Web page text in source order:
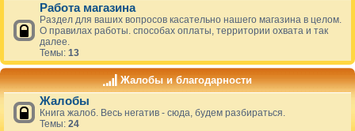
Работа магазина
Раздел для ваших вопросов касательно нашего магазина в целом.
О правилах работы. способах оплаты, территории охвата и так
далее.
Темы: 13
Жалобы и благодарности
Жалобы
Книга жалоб. Весь негатив - сюда, будем разбираться.
Темы: 24